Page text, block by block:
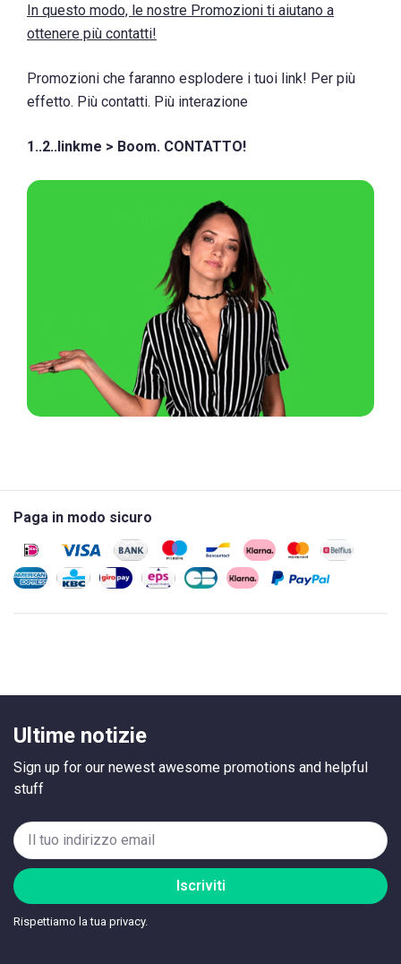
In questo modo, le nostre Promozioni ti aiutano a
ottenere più contatti!
Promozioni che faranno esplodere i tuoi link! Per più
effetto. Più contatti. Più interazione
1..2..linkme > Boom. CONTATTO!
Paga in modo sicuro
Ultime notizie
Sign up for our newest awesome promotions and helpful
stuff
Iscriviti
Rispettiamo la tua privacy.